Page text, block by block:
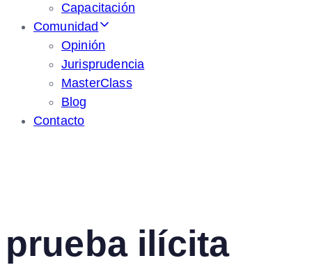
Capacitación
Comunidad
Opinión
Jurisprudencia
MasterClass
Blog
Contacto
prueba ilícita